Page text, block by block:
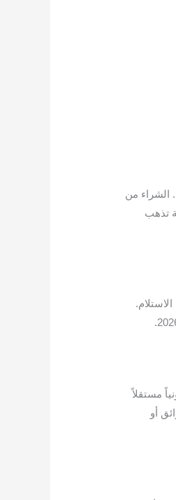
الشراء من
تذهب
مستقلاً
أو